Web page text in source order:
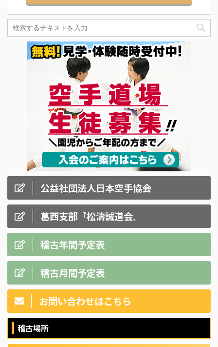
公益社団法人日本空手協会
葛西支部『松濤誠道会』
稽古年間予定表
稽古月間予定表
お問い合わせはこちら
稽古場所